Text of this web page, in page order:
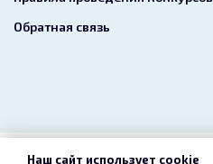
Обратная связь
Наш сайт использует cookie